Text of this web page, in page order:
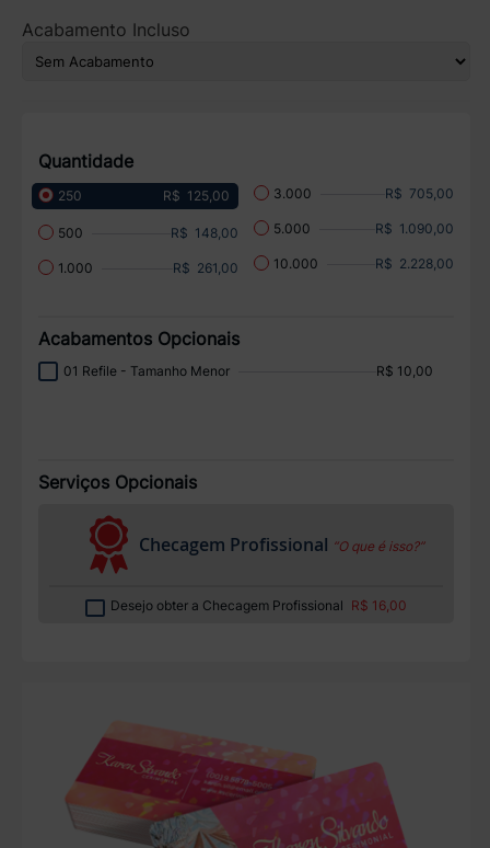
Acabamento Incluso
Quantidade
250 R$ 125,00
500 R$ 148,00
1.000 R$ 261,00
3.000 R$ 705,00
5.000 R$ 1.090,00
10.000 R$ 2.228,00
Acabamentos Opcionais
01 Refile - Tamanho Menor R$ 10,00
Serviços Opcionais
Checagem Profissional “O que é isso?”
Desejo obter a Checagem Profissional R$ 16,00